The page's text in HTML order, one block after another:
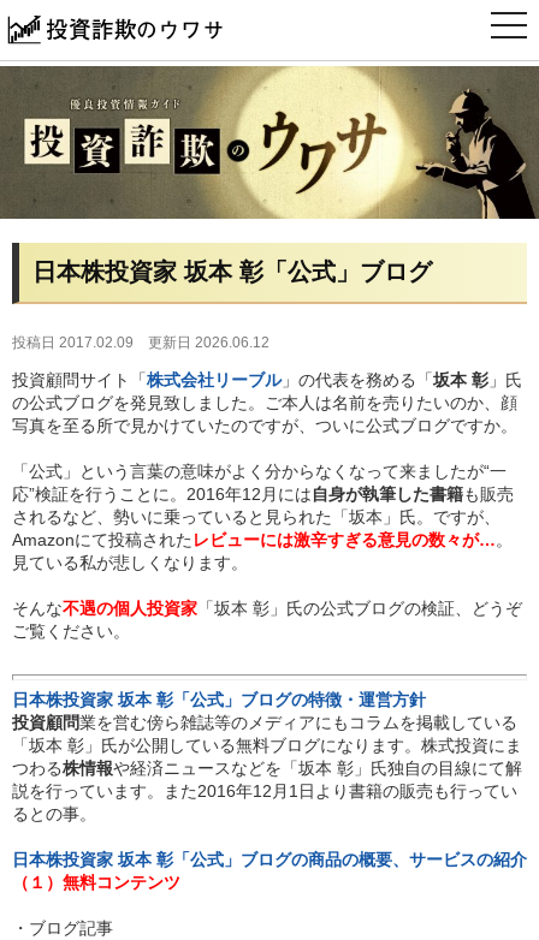
t
o
g
a
i
a
日本株投資家 坂本 彰「公式」ブログ
投稿日 2017.02.09 更新日 2026.06.12
投資顧問サイト「株式会社リーブル」の代表を務める「坂本 彰 」氏
の公式ブログを発見致しました。ご本人は名前を売りたいのか、顔
写真を至る所で見かけていたのですが、ついに公式ブログですか。
「公式」という言葉の意味がよく分からなくなって来ましたが“一
応”検証を行うことに。2016年12月には自身が執筆した書籍も販売
されるなど、勢いに乗っていると見られた「坂本」氏。ですが、
Amazonにて投稿された レビューには激辛すぎる意見の数々が…。
見ている私が悲しくなります。
そんな不遇の個人投資家 「坂本 彰」氏の公式ブログの検証、どうぞ
ご覧ください。
日本株投資家 坂本 彰「公式」ブログの特徴・運営方針
投資顧問業を営む傍ら雑誌等のメディアにもコラムを掲載している
「坂本 彰」氏が公開している無料ブログになります。株式投資にま
つわる株情報や経済ニュースなどを「坂本 彰」氏独自の目線にて解
説を行っています。また2016年12月1日より書籍の販売も行ってい
るとの事。
日本株投資家 坂本 彰「公式」ブログの商品の概要、サービスの紹介
（１）無料コンテンツ
・ブログ記事